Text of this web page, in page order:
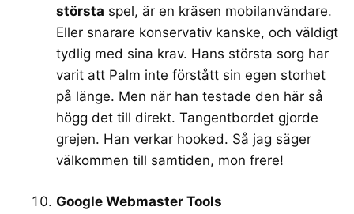
största spel, är en kräsen mobilanvändare.
Eller snarare konservativ kanske, och väldigt
tydlig med sina krav. Hans största sorg har
varit att Palm inte förstått sin egen storhet
på länge. Men när han testade den här så
högg det till direkt. Tangentbordet gjorde
grejen. Han verkar hooked. Så jag säger
välkommen till samtiden, mon frere!
Google Webmaster Tools